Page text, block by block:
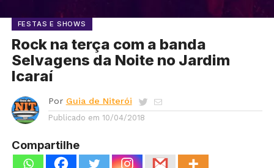
FESTAS E SHOWS
Rock na terça com a banda
Selvagens da Noite no Jardim
Icaraí
Por Guia de Niterói
Publicado em 10/04/2018
Compartilhe